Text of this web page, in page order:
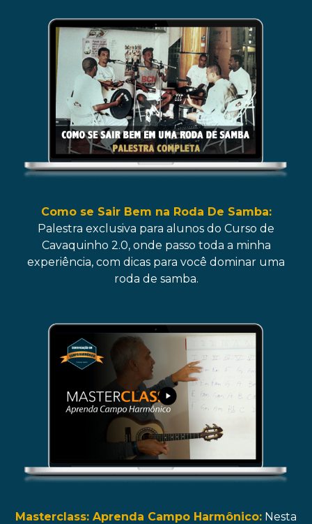
Como se Sair Bem na Roda De Samba:
Palestra exclusiva para alunos do Curso de
Cavaquinho 2.0, onde passo toda a minha
experiência, com dicas para você dominar uma
roda de samba.
Masterclass: Aprenda Campo Harmônico: Nesta